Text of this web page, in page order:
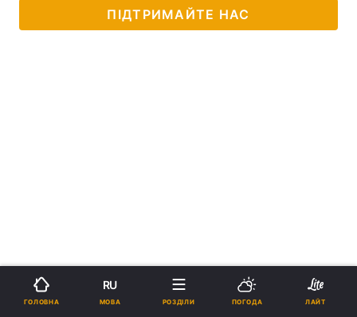
ПІДТРИМАЙТЕ НАС
ГОЛОВНА
RU
МОВА РОЗДІЛИ ПОГОДА ЛАЙТ